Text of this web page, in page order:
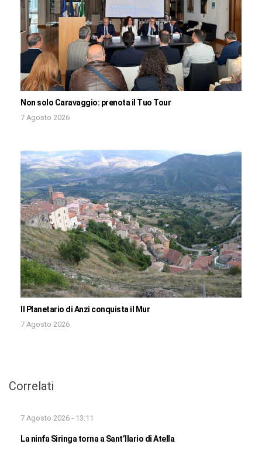
Non solo Caravaggio: prenota il Tuo Tour
7 Agosto 2026
Il Planetario di Anzi conquista il Mur
7 Agosto 2026
Correlati
7 Agosto 2026 - 13:11
La ninfa Siringa torna a Sant’Ilario di Atella